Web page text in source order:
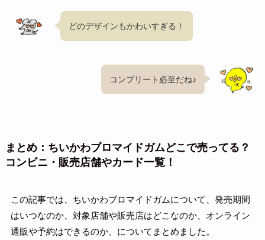
どのデザインもかわいすぎる！
コンプリート必至だね♪
まとめ：ちいかわブロマイドガムどこで売ってる？
コンビニ・販売店舗やカード一覧！
この記事では、ちいかわブロマイドガムについて、発売期間
はいつなのか、対象店舗や販売店はどこなのか、オンライン
通販や予約はできるのか、についてまとめました。